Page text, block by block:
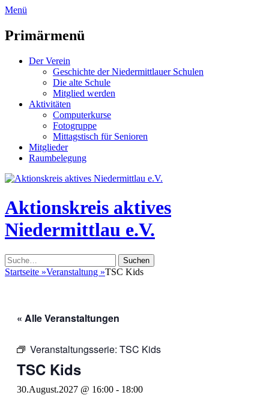
zum
überspringen
Menü
Primärmenü
Der Verein
Geschichte der Niedermittlauer Schulen
Die alte Schule
Mitglied werden
Aktivitäten
Computerkurse
Fotogruppe
Mittagstisch für Senioren
Mitglieder
Raumbelegung
Header
Aktionskreis aktives
Niedermittlau e.V.
Suche
nach:
Startseite »Veranstaltung »TSC Kids
« Alle Veranstaltungen
Veranstaltungsserie: TSC Kids
TSC Kids
30.August.2027 @ 16:00 - 18:00